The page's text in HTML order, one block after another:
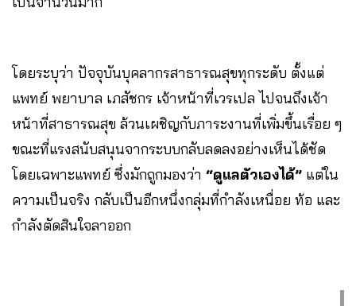
โดยระบุว่า ปัจจุบันบุคลากรสาธารณสุขทุกระดับ ตั้งแต่
แพทย์ พยาบาล เภสัชกร เจ้าหน้าที่เวรเปล ไปจนถึงเจ้า
หน้าที่สาธารณสุข ล้วนเผชิญกับภาระงานที่เพิ่มขึ้นเรื่อย ๆ
ขณะที่แรงสนับสนุนจากระบบกลับลดลงอย่างเห็นได้ชัด
โดยเฉพาะแพทย์ ซึ่งมักถูกมองว่า “ดูแลตัวเองได้” แต่ใน
ความเป็นจริง กลับเป็นอีกหนึ่งกลุ่มที่กำลังเหนื่อย ท้อ และ
กำลังตัดสินใจลาออก